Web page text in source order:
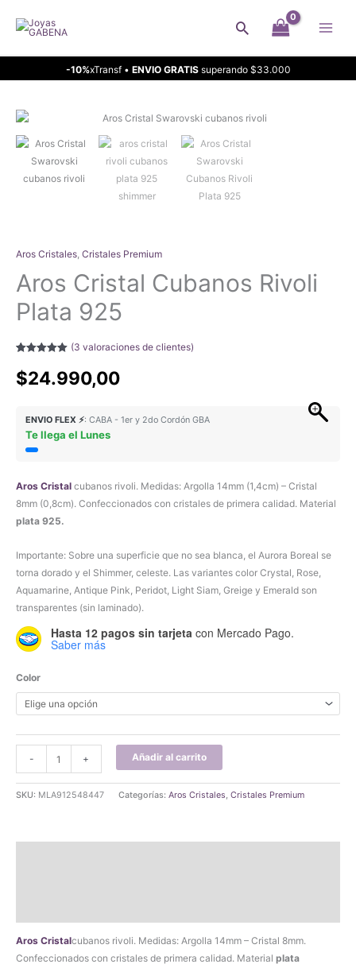
Buscar
-10%xTransf • ENVIO GRATISsuperando $33.000
Aros Cristales, Cristales Premium
Aros Cristal Cubanos Rivoli
Plata 925
5.00de 5 en
base a
(3 valoraciones de clientes)
$24.990,00
ENVIO FLEX ⚡: CABA - 1er y 2do Cordón GBA
Te llega el Lunes
Aros Cristal cubanos rivoli. Medidas: Argolla 14mm (1,4cm) – Cristal
8mm (0,8cm). Confeccionados con cristales de primera calidad. Material
plata 925.
Importante: Sobre una superficie que no sea blanca, el Aurora Boreal se
torna dorado y el Shimmer, celeste. Las variantes color Crystal, Rose,
Aquamarine, Antique Pink, Peridot, Light Siam, Greige y Emerald son
transparentes (sin laminado).
Hasta 12 pagos sin tarjeta con Mercado Pago.
Saber más
Color
-
Cristal
Cubanos
925
+ Añadir al carrito
SKU: MLA912548447 Categorías: Aros Cristales, Cristales Premium
Aros Cristalcubanos rivoli. Medidas: Argolla 14mm – Cristal 8mm.
Confeccionados con cristales de primera calidad. Material plata